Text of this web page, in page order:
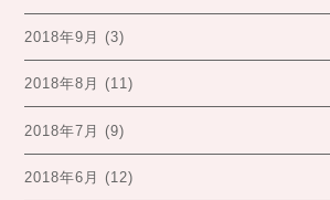
2018年9月 (3)
2018年8月 (11)
2018年7月 (9)
2018年6月 (12)